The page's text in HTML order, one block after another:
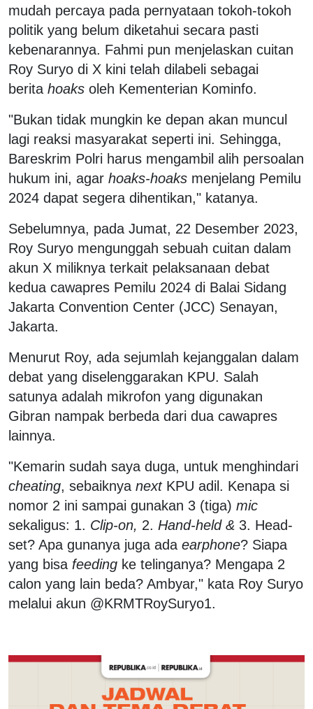
mudah percaya pada pernyataan tokoh-tokoh
politik yang belum diketahui secara pasti
kebenarannya. Fahmi pun menjelaskan cuitan
Roy Suryo di X kini telah dilabeli sebagai
berita hoaks oleh Kementerian Kominfo.
"Bukan tidak mungkin ke depan akan muncul
lagi reaksi masyarakat seperti ini. Sehingga,
Bareskrim Polri harus mengambil alih persoalan
hukum ini, agar hoaks-hoaks menjelang Pemilu
2024 dapat segera dihentikan," katanya.
Sebelumnya, pada Jumat, 22 Desember 2023,
Roy Suryo mengunggah sebuah cuitan dalam
akun X miliknya terkait pelaksanaan debat
kedua cawapres Pemilu 2024 di Balai Sidang
Jakarta Convention Center (JCC) Senayan,
Jakarta.
Menurut Roy, ada sejumlah kejanggalan dalam
debat yang diselenggarakan KPU. Salah
satunya adalah mikrofon yang digunakan
Gibran nampak berbeda dari dua cawapres
lainnya.
"Kemarin sudah saya duga, untuk menghindari
cheating, sebaiknya nextKPU adil. Kenapa si
nomor 2 ini sampai gunakan 3 (tiga) mic
sekaligus: 1. Clip-on, 2. Hand-held & 3. Head-
set? Apa gunanya juga ada earphone? Siapa
yang bisa feeding ke telinganya? Mengapa 2
calon yang lain beda? Ambyar," kata Roy Suryo
melalui akun @KRMTRoySuryo1.